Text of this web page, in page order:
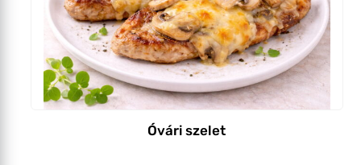
Óvári szelet